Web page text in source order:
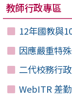
教師行政專區
12年國教與
因應嚴重特
二代校務行
WebITR 差